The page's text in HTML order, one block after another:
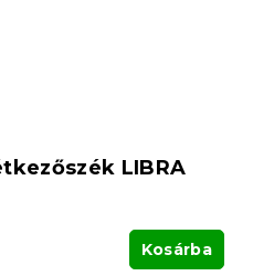
LIBRA
Kosárba